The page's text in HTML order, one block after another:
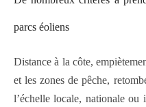
parcs éoliens
Distance à la côte,
et les zones de pêche,
l’échelle locale, nationale